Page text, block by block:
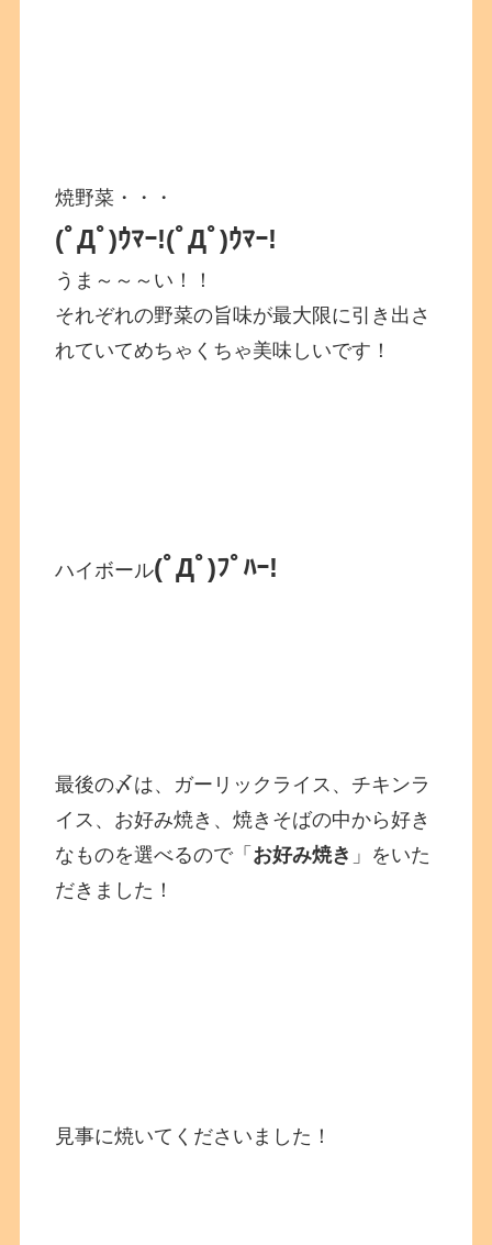
焼野菜・・・
(ﾟДﾟ)ｳﾏｰ!(ﾟДﾟ)ｳﾏｰ!
うま～～～い！！
それぞれの野菜の旨味が最大限に引き出さ
れていてめちゃくちゃ美味しいです！
ハイボール(ﾟДﾟ)ﾌﾟﾊｰ!
最後の〆は、ガーリックライス、チキンラ
イス、お好み焼き、焼きそばの中から好き
なものを選べるので「 お好み焼き 」をいた
だきました！
見事に焼いてくださいました！